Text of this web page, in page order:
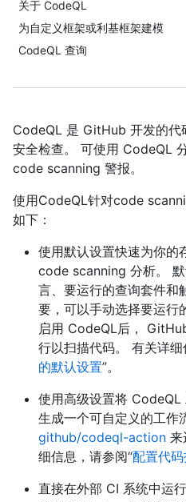
关于 CodeQL
为自定义框架或利基框架建模
CodeQL 查询
CodeQL 是 GitHub 开发的代
安全检查。 可使用 CodeQL
code scanning 警报。
使用CodeQL针对code
如下：
使用默认设置快速为你的
code scanning 分析。
言、要运行的查询套件和
要，可以手动选择要运行
启用 CodeQL后，
行以扫描代码。 有关详细
的默认设置”。
使用高级设置将 CodeQL
生成一个可自定义的工作
github/codeql-action 来
细信息，请参阅“配置代
直接在外部 CI 系统中运